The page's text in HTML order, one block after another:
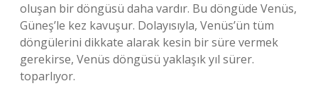
oluşan bir döngüsü daha vardır. Bu döngüde Venüs,
Güneş’le kez kavuşur. Dolayısıyla, Venüs’ün tüm
döngülerini dikkate alarak kesin bir süre vermek
gerekirse, Venüs döngüsü yaklaşık yıl sürer.
toparlıyor.